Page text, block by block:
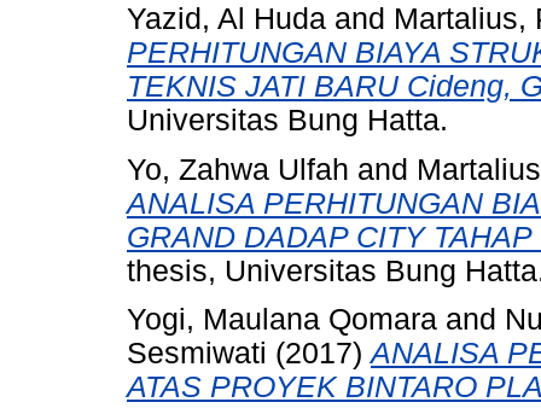
Yazid, Al Huda and Martalius,
PERHITUNGAN BIAYA
TEKNIS JATI BARU Cideng,
Universitas Bung Hatta.
Yo, Zahwa Ulfah and
ANALISA PERHITUNGAN
GRAND DADAP CITY
thesis, Universitas Bung
Yogi, Maulana Qomara and
Sesmiwati (2017)ANALISA
ATAS PROYEK BINTARO